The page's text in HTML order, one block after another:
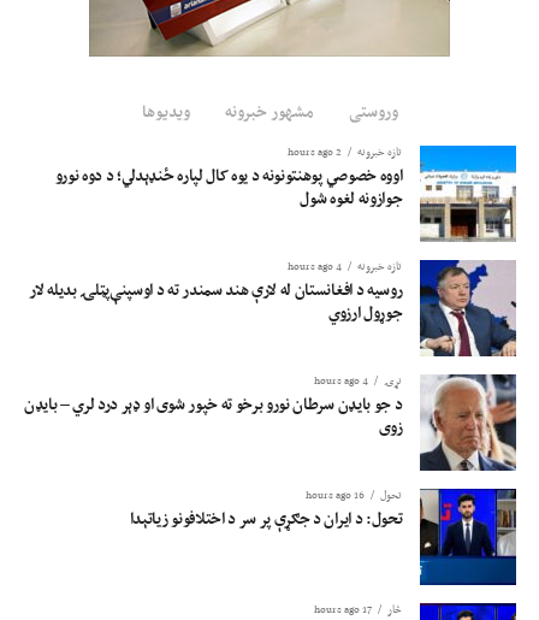
تولید شوي برښنايي وسایل د هېواد بازارونو ته وړاندې او د بهرنیو محصولاتو د
واردولو مخه ونیول شي.
د یادونې ده، چې اوسمهال له چین، ایران، ترکیې او نورو هېوادونو څخه افغانستان ته
برښنايي وسایل واردېږي.
وروستی مشهور خبرونه ویدیوها
تازه خبرونه 2 hours ago
اووه خصوصي پوهنتونونه د یوه کال لپاره ځنډېدلي؛ د دوه نورو
جوازونه لغوه شول
تازه خبرونه 4 hours ago
روسیه د افغانستان له لارې هند سمندر ته د اوسپنې‌پټلۍ بدیله لار
جوړول ارزوي
نړۍ 4 hours ago
د جو بایډن سرطان نورو برخو ته خپور شوی او ډېر درد لري – بایډن
زوی
تحول 16 hours ago
تحول: د ایران د جګړې پر سر د اختلافونو زیاتېدا
څار 17 hours ago